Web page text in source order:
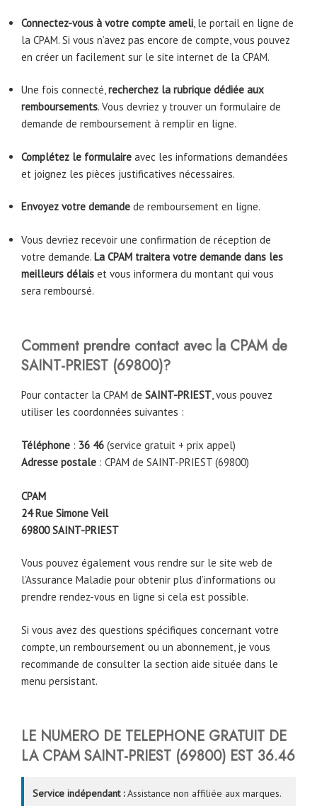
Connectez-vous à votre compte ameli, le portail en ligne de
la CPAM. Si vous n’avez pas encore de compte, vous pouvez
en créer un facilement sur le site internet de la CPAM.
Une fois connecté,recherchez la rubrique dédiée aux
remboursements. Vous devriez y trouver un formulaire de
demande de remboursement à remplir en ligne.
Complétez le formulaire avec les informations demandées
et joignez les pièces justificatives nécessaires.
Envoyez votre demande de remboursement en ligne.
Vous devriez recevoir une confirmation de réception de
votre demande. La CPAM traitera votre demande dans les
meilleurs délais et vous informera du montant qui vous
sera remboursé.
Comment prendre contact avec la CPAM de
SAINT-PRIEST (69800)?
Pour contacter la CPAM de SAINT-PRIEST, vous pouvez
utiliser les coordonnées suivantes :
Téléphone : 36 46 (service gratuit + prix appel)
Adresse postale : CPAM de SAINT-PRIEST (69800)
CPAM
24 Rue Simone Veil
69800 SAINT-PRIEST
Vous pouvez également vous rendre sur le site web de
l’Assurance Maladie pour obtenir plus d’informations ou
prendre rendez-vous en ligne si cela est possible.
Si vous avez des questions spécifiques concernant votre
compte, un remboursement ou un abonnement, je vous
recommande de consulter la section aide située dans le
menu persistant.
LE NUMERO DE TELEPHONE GRATUIT DE
LA CPAMSAINT-PRIEST (69800) EST 36.46
Service indépendant :Assistance non affiliée aux marques.